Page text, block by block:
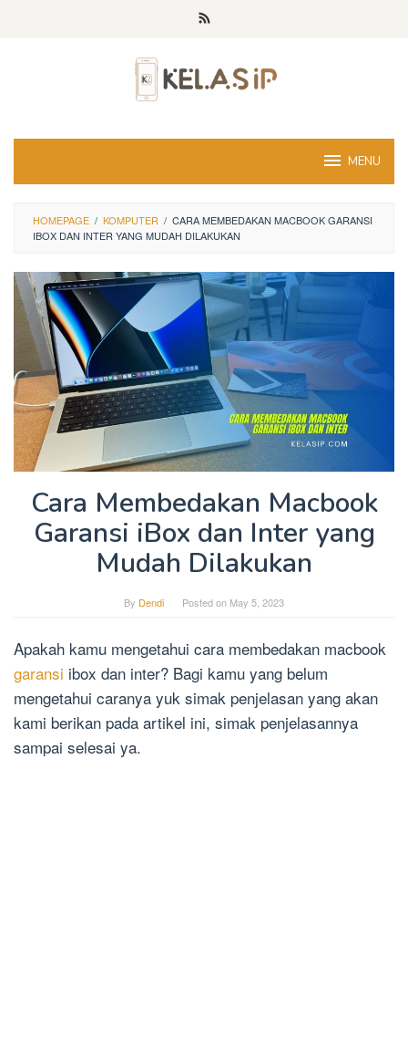
MENU
HOMEPAGE / KOMPUTER / CARA MEMBEDAKAN MACBOOK GARANSI
IBOX DAN INTER YANG MUDAH DILAKUKAN
Cara Membedakan Macbook
Garansi iBox dan Inter yang
Mudah Dilakukan
By Dendi Posted on May 5, 2023
Apakah kamu mengetahui cara membedakan macbook
garansi ibox dan inter? Bagi kamu yang belum
mengetahui caranya yuk simak penjelasan yang akan
kami berikan pada artikel ini, simak penjelasannya
sampai selesai ya.